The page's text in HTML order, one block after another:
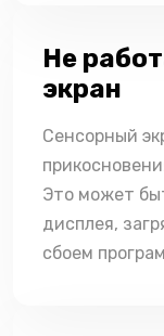
Не
экран
Сенсорный
Это может
дисплея,
сбоем